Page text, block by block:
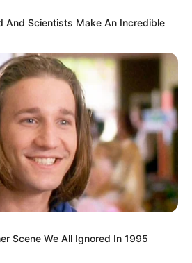
And Scientists Make An Incredible
Scene We All Ignored In 1995